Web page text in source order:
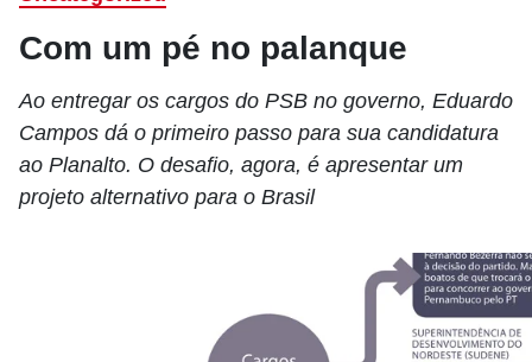
Com um pé no palanque
Ao entregar os cargos do PSB no governo, Eduardo
Campos dá o primeiro passo para sua candidatura
ao Planalto. O desafio, agora, é apresentar um
projeto alternativo para o Brasil